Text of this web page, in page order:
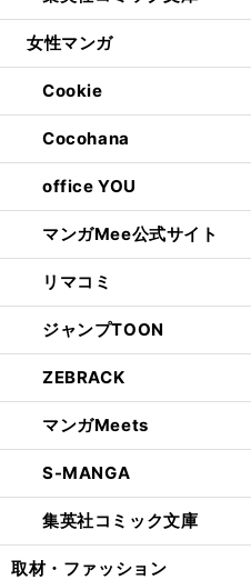
女性マンガ
Cookie
Cocohana
office YOU
マンガMee公式サイト
リマコミ
ジャンプTOON
ZEBRACK
マンガMeets
S-MANGA
集英社コミック文庫
取材・ファッション